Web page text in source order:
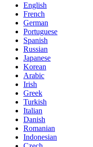
English
French
German
Portuguese
Spanish
Russian
Japanese
Korean
Arabic
Irish
Greek
Turkish
Italian
Danish
Romanian
Indonesian